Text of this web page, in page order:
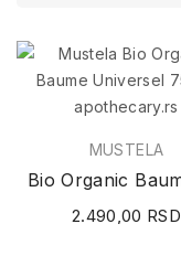
MUSTELA
2.490,00 RSD